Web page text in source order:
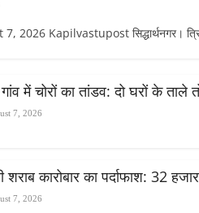
Kapilvastupost सिद्धार्थनगर।
गांव में चोरों का तांडव: दो घरों के
7, 2026
शराब कारोबार का पर्दाफाश: 32
7, 2026